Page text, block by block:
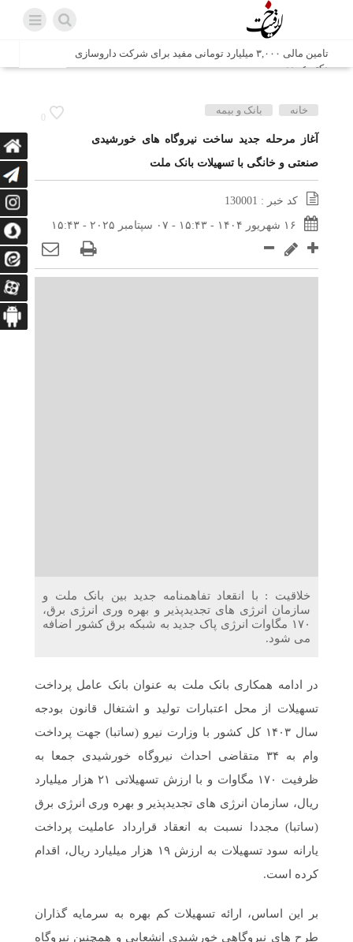
تامین مالی ۳,۰۰۰ میلیارد تومانی مفید برای شرکت داروسازی
دکتر عبیدی
شش وزیر کابینه پاکستان با حضور در سفارت ایران در اسلام
اتابک: ظرفیت های جدید همکاری‌های تجاری ایران و پاکستان با
محوریت بخش خصوصی فعال می‌شود
در مسیر جا‌مانده‌ها، دل‌ها به کربلا رسیده است
وزیر صمت خواستار پیگیری کانتینرهای ایرانی در بندر کراچی
شد / تجارت ۱۰ میلیارد دلاری ایران و پاکستان
0
خانه بانک و بیمه
آغاز مرحله جدید ساخت نیروگاه های خورشیدی
صنعتی و خانگی با تسهیلات بانک ملت
کد خبر : 130001
۱۶ شهریور ۱۴۰۴ - ۱۵:۴۳ - ۰۷ سپتامبر ۲۰۲۵ - ۱۵:۴۳
خلاقیت : با انقعاد تفاهمنامه جدید بین بانک ملت و
سازمان انرژی های تجدیدپذیر و بهره وری انرژی برق،
۱۷۰ مگاوات انرژی پاک جدید به شبکه برق کشور اضافه
می شود.
در ادامه همکاری بانک ملت به عنوان بانک عامل پرداخت
تسهیلات از محل اعتبارات تولید و اشتغال قانون بودجه
سال ۱۴۰۳ کل کشور با وزارت نیرو (ساتبا) جهت پرداخت
وام به ۳۴ متقاضی احداث نیروگاه خورشیدی جمعا به
ظرفیت ۱۷۰ مگاوات و با ارزش تسهیلاتی ۲۱ هزار میلیارد
ریال، سازمان انرژی های تجدیدپذیر و بهره وری انرژی برق
(ساتبا) مجددا نسبت به انعقاد قرارداد عاملیت پرداخت
یارانه سود تسهیلات به ارزش ۱۹ هزار میلیارد ریال، اقدام
کرده است.
بر این اساس، ارائه تسهیلات کم بهره به سرمایه گذاران
طرح های نیروگاهی خورشیدی انشعابی و همچنین نیروگاه